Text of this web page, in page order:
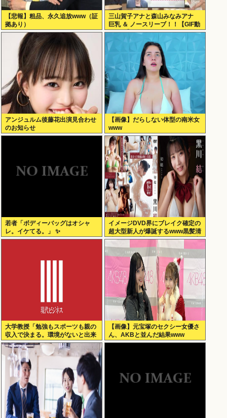
【悲報】粗品、永久追放www（証
拠あり）
三山賀子アナと森山みなみアナ
巨乳 ＆ ノースリーブ！！【GIF動
画あり】
アンジュルム後藤花出演見合わせ
のお知らせ
【画像】だらしない体型の南米女
www
若者「ボディーバッグはオシャ
レ。イケてる。」 ✨
イメージDVD界にブレイク確定の
超大型新人が爆誕するwww黒髪清
純乙女・黒川結、顔もカラダも演
技もIVファンから絶賛の嵐！！処
女作「初結」の動画＆画像まと
め！！
大学教授「勉強もスポーツも親の
収入で決まる。環境がないと出来
るわけがない」
【画像】元宝塚のセクシー女優さ
ん、AKBと並んだ結果www